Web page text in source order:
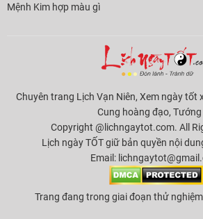
Mệnh Kim hợp màu gì
Chuyên trang Lịch Vạn Niên, Xem ngày tốt
Cung hoàng đạo,
Copyright @lichngaytot.com. All
Lịch ngày TỐT giữ bản quyền nội
Email:
Trang đang trong giai đoạn thử